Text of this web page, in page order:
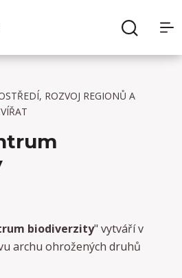
ROZVOJ REGIONŮ A
biodiverzity" vytváří v
archu ohrožených druhů